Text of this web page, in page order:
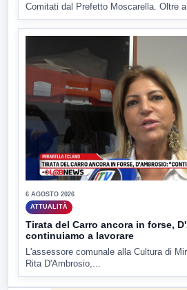
Comitati dal Prefetto Moscarella. Oltre a
6 AGOSTO 2026
ATTUALITÀ
Tirata del Carro ancora in forse,
continuiamo a lavorare
L'assessore comunale alla Cultura di
Rita D'Ambrosio,...